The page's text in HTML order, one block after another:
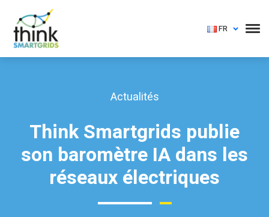
FR
Actualités
Think Smartgrids publie
son baromètre IA dans les
réseaux électriques